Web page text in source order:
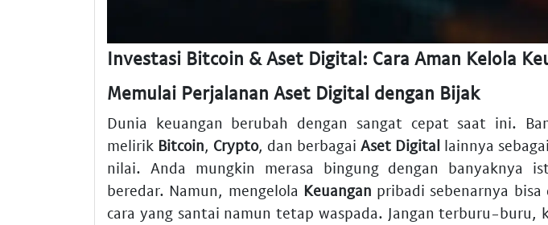
Investasi Bitcoin & Aset Digital: Cara Aman Kelola
Memulai Perjalanan Aset Digital dengan Bijak
Dunia keuangan berubah dengan sangat cepat saat ini.
melirik Bitcoin, Crypto, dan berbagai Aset Digital lainnya
nilai. Anda mungkin merasa bingung dengan banyaknya
beredar. Namun, mengelola Keuangan pribadi sebenarnya bisa
cara yang santai namun tetap waspada. Jangan terburu-buru,